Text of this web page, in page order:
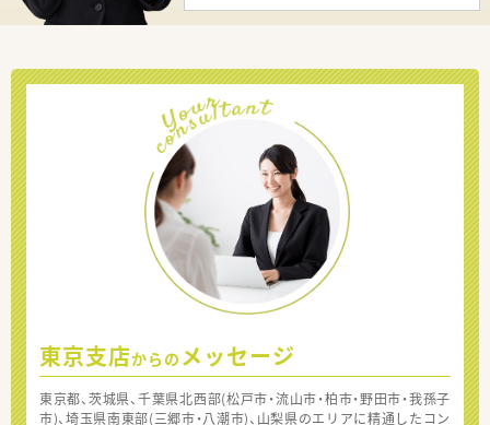
東京支店からの メッセージ
東京都、茨城県、千葉県北西部(松戸市・流山市・柏市・野田市・我孫子
市)、埼玉県南東部(三郷市・八潮市)、山梨県のエリアに精通したコン